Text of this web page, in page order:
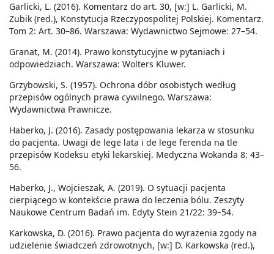
Garlicki, L. (2016). Komentarz do art. 30, [w:] L. Garlicki, M.
Zubik (red.), Konstytucja Rzeczypospolitej Polskiej. Komentarz.
Tom 2: Art. 30–86. Warszawa: Wydawnictwo Sejmowe: 27–54.
Granat, M. (2014). Prawo konstytucyjne w pytaniach i
odpowiedziach. Warszawa: Wolters Kluwer.
Grzybowski, S. (1957). Ochrona dóbr osobistych według
przepisów ogólnych prawa cywilnego. Warszawa:
Wydawnictwa Prawnicze.
Haberko, J. (2016). Zasady postępowania lekarza w stosunku
do pacjenta. Uwagi de lege lata i de lege ferenda na tle
przepisów Kodeksu etyki lekarskiej. Medyczna Wokanda 8: 43–
56.
Haberko, J., Wojcieszak, A. (2019). O sytuacji pacjenta
cierpiącego w kontekście prawa do leczenia bólu. Zeszyty
Naukowe Centrum Badań im. Edyty Stein 21/22: 39–54.
Karkowska, D. (2016). Prawo pacjenta do wyrażenia zgody na
udzielenie świadczeń zdrowotnych, [w:] D. Karkowska (red.),